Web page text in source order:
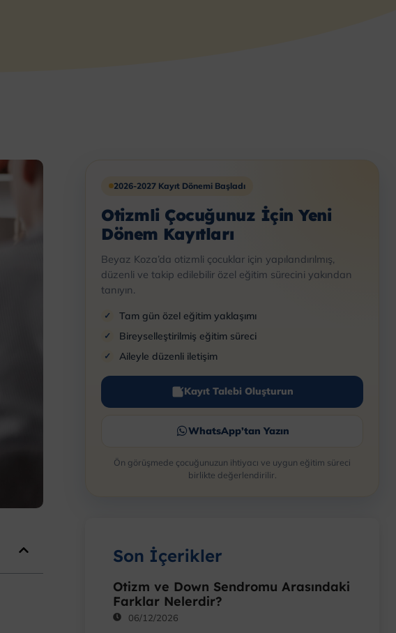
2026-2027 Kayıt Dönemi Başladı
Otizmli Çocuğunuz İçin Yeni
Dönem Kayıtları
Beyaz Koza’da otizmli çocuklar için yapılandırılmış,
düzenli ve takip edilebilir özel eğitim sürecini yakından
tanıyın.
Tam gün özel eğitim yaklaşımı
Bireyselleştirilmiş eğitim süreci
Aileyle düzenli iletişim
Kayıt Talebi Oluşturun
WhatsApp’tan Yazın
Ön görüşmede çocuğunuzun ihtiyacı ve uygun eğitim süreci
birlikte değerlendirilir.
Son İçerikler
Otizm ve Down Sendromu Arasındaki
Farklar Nelerdir?
06/12/2026